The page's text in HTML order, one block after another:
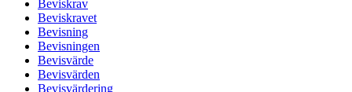
Beviskrav
Beviskravet
Bevisning
Bevisningen
Bevisvärde
Bevisvärden
Bevisvärdering